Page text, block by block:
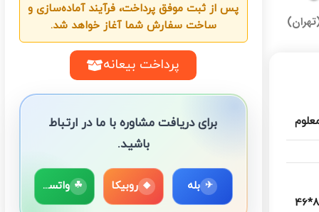
پس از ثبت موفق پرداخت، فرآیند آماده‌سازی و
ساخت سفارش شما آغاز خواهد شد.
پرداخت بیعانه
برای دریافت مشاوره با ما در ارتباط
باشید.
✈ بله ◆ روبیکا ☘ واتساپ